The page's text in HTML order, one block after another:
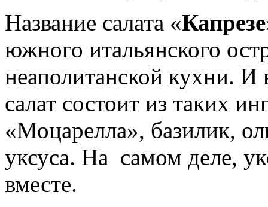
Название салата «Капрезе
южного итальянского
неаполитанской кухни. И
салат состоит из таких
«Моцарелла», базилик,
уксуса. На самом деле,
вместе.